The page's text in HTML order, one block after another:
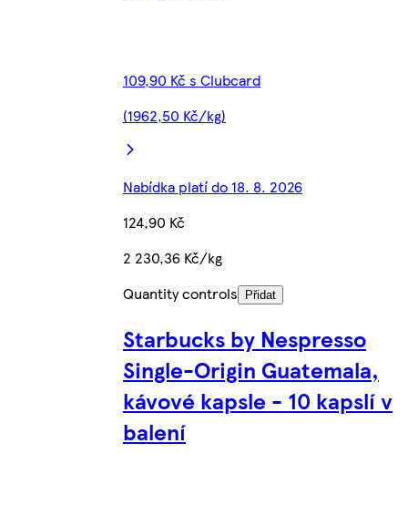
109,90 Kč s Clubcard
(1962,50 Kč/kg)
Nabídka platí do 18. 8. 2026
124,90 Kč
2 230,36 Kč/kg
Quantity controls
Přidat
Starbucks by Nespresso
Single-Origin Guatemala,
kávové kapsle - 10 kapslí v
balení